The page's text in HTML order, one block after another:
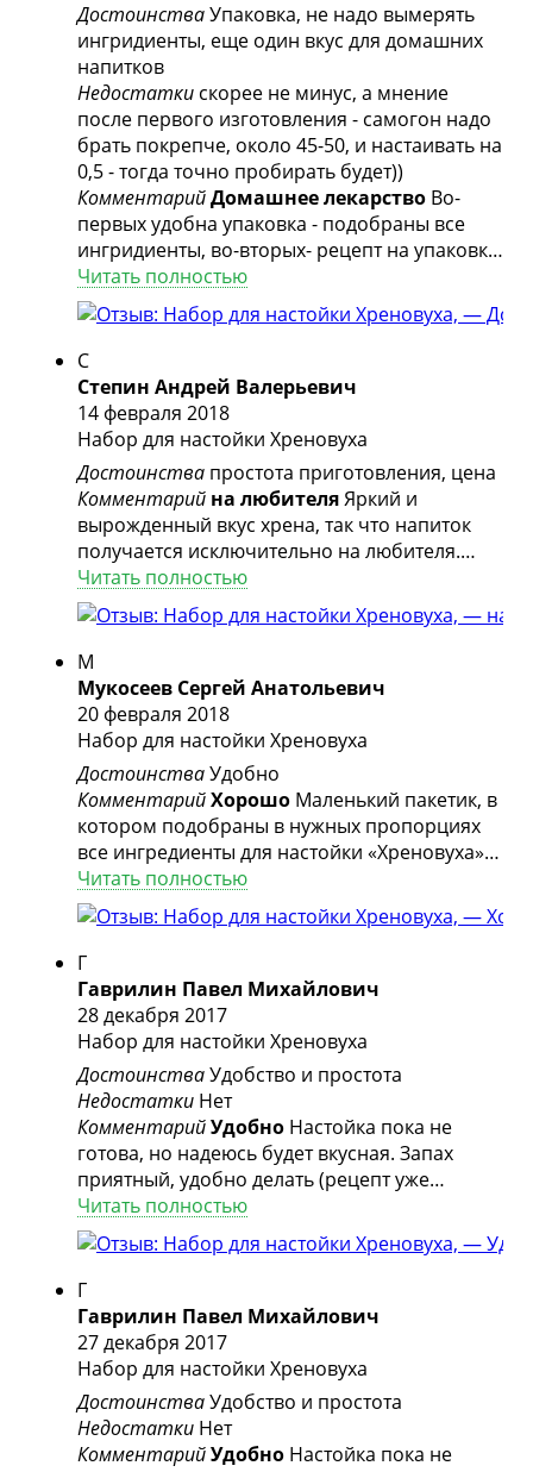
ДостоинстваУпаковка, не надо вымерять
ингридиенты, еще один вкус для домашних
напитков
Недостатки скорее не минус, а мнение
после первого изготовления - самогон надо
брать покрепче, около 45-50, и настаивать на
0,5 - тогда точно пробирать будет))
КомментарийДомашнее лекарство Во-
первых удобна упаковка - подобраны все
ингридиенты, во-вторых- рецепт на упаковке,
в третьих - наклейка с упаковки легко
переклеивается на тару с напитком. Сам
напиток хорош, можно простуду на ранних
стадиях лечить)))
Читать полностью
С
Степин Андрей Валерьевич
14 февраля 2018
Набор для настойки Хреновуха
Достоинства простота приготовления, цена
Комментарий на любителяЯркий и
вырожденный вкус хрена, так что напиток
получается исключительно на любителя.
Мне понравилось. Просто и исключительно
вкусно.
Читать полностью
М
Мукосеев Сергей Анатольевич
20 февраля 2018
Набор для настойки Хреновуха
ДостоинстваУдобно
КомментарийХорошо Маленький пакетик, в
котором подобраны в нужных пропорциях
все ингредиенты для настойки «Хреновуха».
На данном пакетике полностью рассказан
способ приготовления. Содержимое
пакетика необходимо залить литром
крепкого алкоголя, добавить мёда и на две
недели забыть. Через две недели попробуем.
Читать полностью
Г
Гаврилин Павел Михайлович
28 декабря 2017
Набор для настойки Хреновуха
ДостоинстваУдобство и простота
Недостатки Нет
КомментарийУдобно Настойка пока не
готова, но надеюсь будет вкусная. Запах
приятный, удобно делать (рецепт уже
написан на упаковке). Самое главное что
самому не надо набирать и взвешивать
ингридиенты.
Читать полностью
Г
Гаврилин Павел Михайлович
27 декабря 2017
Набор для настойки Хреновуха
ДостоинстваУдобство и простота
Недостатки Нет
КомментарийУдобно Настойка пока не